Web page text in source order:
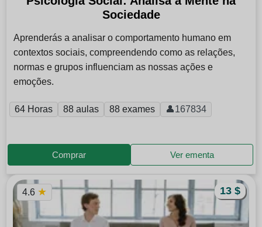
Sociedade
Aprenderás a analisar o comportamento humano em
contextos sociais, compreendendo como as relações,
normas e grupos influenciam as nossas ações e
emoções.
64 Horas 88 aulas 88 exames 👤167834
Comprar Ver ementa
13 $
4.6 ★